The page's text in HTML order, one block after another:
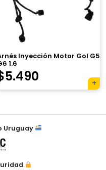
Inyección Motor Gol G5
1.6
5.490
Uruguay
×
vacío.